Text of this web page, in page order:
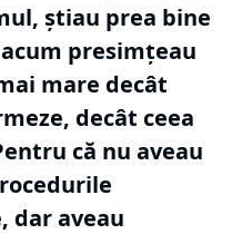
știau prea bine
presimțeau
mare decât
decât ceea
că nu aveau
dar aveau